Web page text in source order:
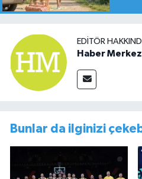
EDITÖR
Haber
Bunlar da ilginizi